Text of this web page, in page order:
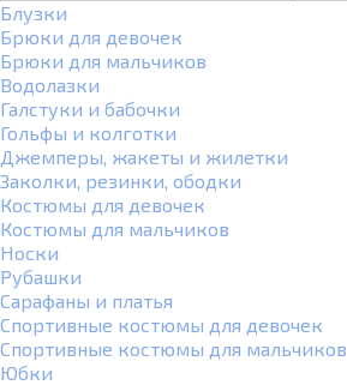
Блузки
Брюки для девочек
Брюки для мальчиков
Водолазки
Галстуки и бабочки
Гольфы и колготки
Джемперы, жакеты и жилетки
Заколки, резинки, ободки
Костюмы для девочек
Костюмы для мальчиков
Носки
Рубашки
Сарафаны и платья
Спортивные костюмы для девочек
Спортивные костюмы для мальчиков
Юбки